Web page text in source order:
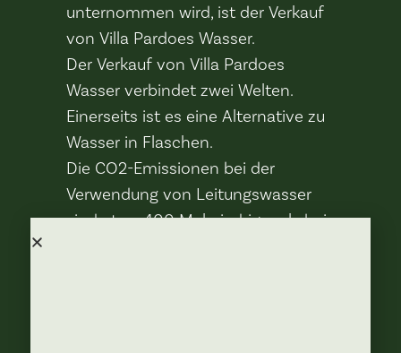
unternommen wird, ist der Verkauf
von Villa Pardoes Wasser.
Der Verkauf von Villa Pardoes
Wasser verbindet zwei Welten.
Einerseits ist es eine Alternative zu
Wasser in Flaschen.
Die CO2-Emissionen bei der
Verwendung von Leitungswasser
sind etwa 400 Mal niedriger als bei